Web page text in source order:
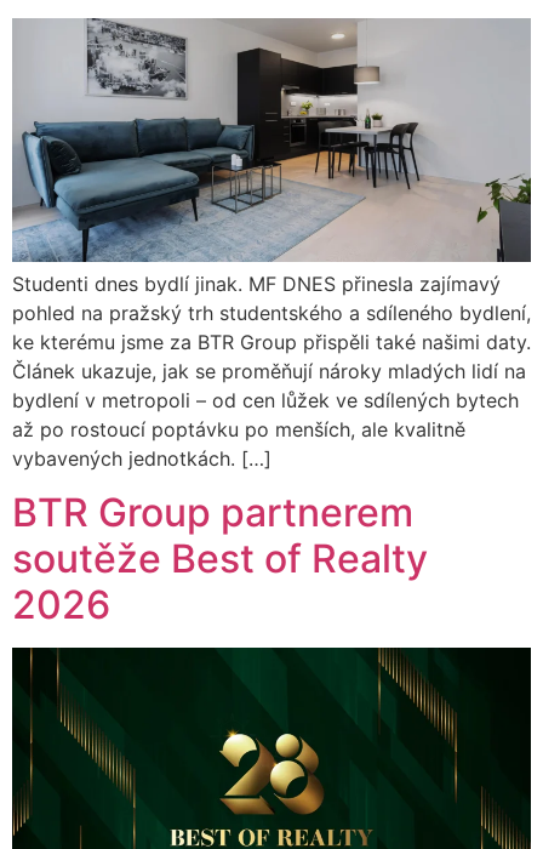
Studenti dnes bydlí jinak. MF DNES přinesla zajímavý
pohled na pražský trh studentského a sdíleného bydlení,
ke kterému jsme za BTR Group přispěli také našimi daty.
Článek ukazuje, jak se proměňují nároky mladých lidí na
bydlení v metropoli – od cen lůžek ve sdílených bytech
až po rostoucí poptávku po menších, ale kvalitně
vybavených jednotkách. […]
BTR Group partnerem
soutěže Best of Realty
2026